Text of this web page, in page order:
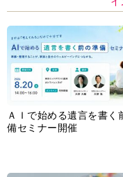
ＡＩで始める遺言を書く
備セミナー開催